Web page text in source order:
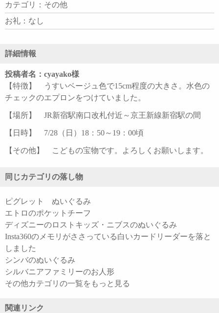
カテゴリ：その他
お礼：なし
詳細情報
投稿者名：cyayako様
【特徴】 うすいベージュ色で15cm程度の大きさ。水色の
チェックのエプロンをつけていました。
【場所】 JR新宿駅南口改札付近～京王新線新宿駅の間
【日時】 7/28（日）18：50～19：00頃
【その他】 こどもの宝物です。よろしくお願いします。
同じカテゴリの落し物
ピグレット ぬいぐるみ
エトロのポケットチーフ
ディズニーのロストキッズ・ニブスのぬいぐるみ
Insta360のメモリがささっている白いカードリーダーを落と
しました
シンバのぬいぐるみ
シルバニアファミリーのお人形
その他カテゴリの一覧をもっと見る
関連リンク